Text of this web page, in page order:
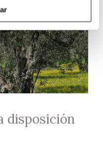
disposición